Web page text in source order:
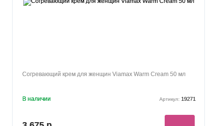
Согревающий крем для женщин Viamax Warm Cream 50 мл
В наличии Артикул: 19271